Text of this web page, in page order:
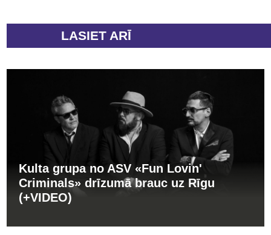
LASIET ARĪ
Kulta grupa no ASV «Fun Lovin'
Criminals» drīzumā brauc uz Rīgu
(+VIDEO)